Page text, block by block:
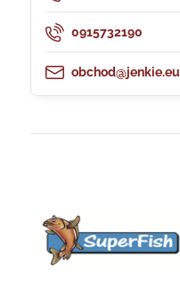
0915732190
obchod@jenkie.eu